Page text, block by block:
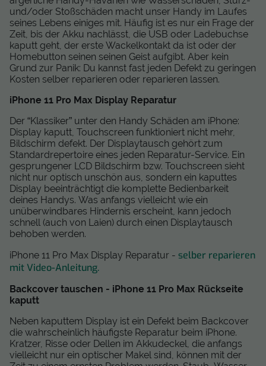
und/oder Stoßschäden macht unser Handy im Laufes
seines Lebens einiges mit. Häufig ist es nur ein Frage der
Zeit, bis der Akku nachlässt, die USB oder Ladebuchse
kaputt geht, der erste Wackelkontakt da ist oder der
Homebutton seinen seinen Geist aufgibt. Aber kein
Grund zur Panik: Du kannst fast jeden Defekt zu geringen
Kosten selber reparieren oder reparieren lassen.
iPhone 11 Pro Max Display Reparatur
Der “Klassiker” unter den Handy Schäden am iPhone:
Display kaputt, Touchscreen funktioniert nicht mehr,
Bildschirm defekt. Der Displaytausch gehört zum
Standardrepertoire eines jeden Reparatur-Service. Ein
gesprungener LCD Bildschirm bzw. Touchscreen sieht
nicht nur optisch unschön aus, sondern ein kaputtes
Display beeinträchtigt die komplette Bedienbarkeit
deines Handys. Was anfangs vielleicht wie ein
unüberwindbares Hindernis erscheint, kann jedoch
schnell (auch von Laien) durch einen Displaytausch
behoben werden.
iPhone 11 Pro Max Display Reparatur - selber reparieren
mit Video-Anleitung.
Backcover tauschen - iPhone 11 Pro Max Rückseite
kaputt
Neben kaputtem Display ist ein Defekt beim Backcover
die wahrscheinlich häufigste Reparatur beim iPhone.
Kratzer, Risse oder Dellen im Akkudeckel, die anfangs
vielleicht nur ein optischer Makel sind, können mit der